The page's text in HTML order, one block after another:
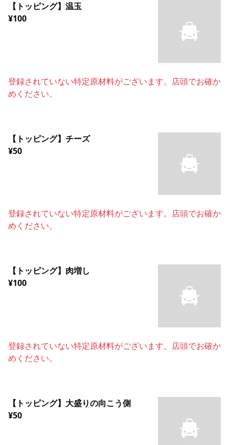
【トッピング】温玉
¥100
登録されていない特定原材料がございます。店頭でお確か
めください。
【トッピング】チーズ
¥50
登録されていない特定原材料がございます。店頭でお確か
めください。
【トッピング】肉増し
¥100
登録されていない特定原材料がございます。店頭でお確か
めください。
【トッピング】大盛りの向こう側
¥50